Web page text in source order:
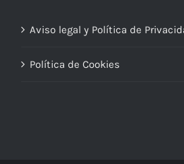
Aviso legal y Política de
Política de Cookies